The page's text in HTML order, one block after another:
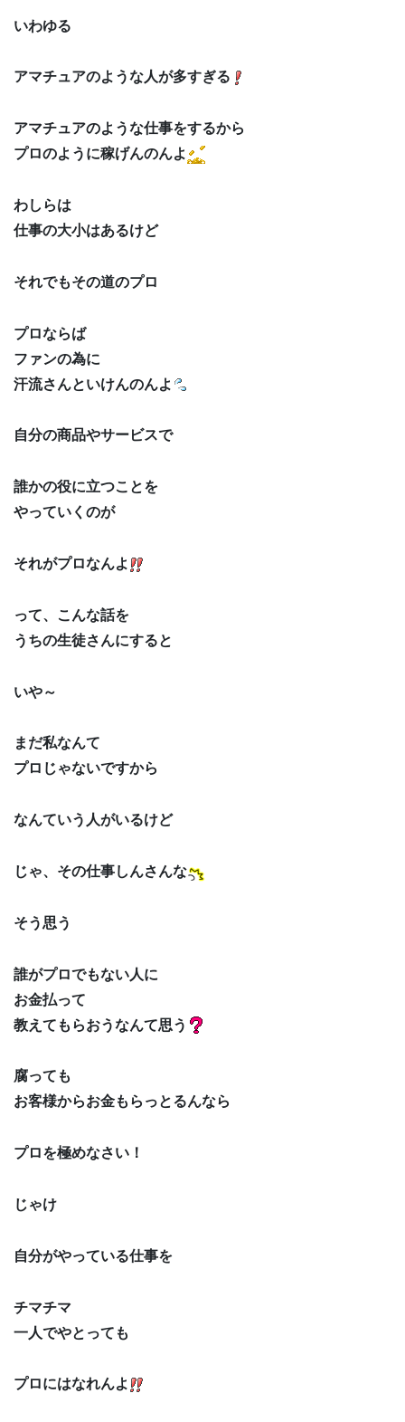
いわゆる
アマチュアのような人が多すぎる
アマチュアのような仕事をするから
プロのように稼げんのんよ
わしらは
仕事の大小はあるけど
それでもその道のプロ
プロならば
ファンの為に
汗流さんといけんのんよ
自分の商品やサービスで
誰かの役に立つことを
やっていくのが
それがプロなんよ
って、こんな話を
うちの生徒さんにすると
いや～
まだ私なんて
プロじゃないですから
なんていう人がいるけど
じゃ、その仕事しんさんな
そう思う
誰がプロでもない人に
お金払って
教えてもらおうなんて思う
腐っても
お客様からお金もらっとるんなら
プロを極めなさい！
じゃけ
自分がやっている仕事を
チマチマ
一人でやとっても
プロにはなれんよ